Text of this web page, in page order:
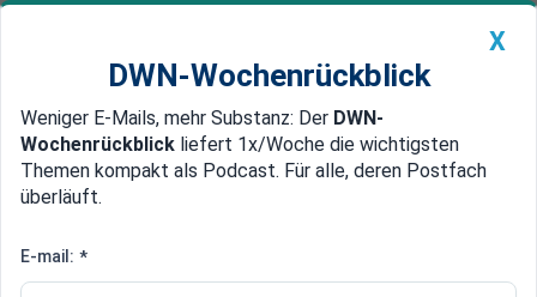
Newsticker MEIN DWN: Geldanlage Premium
Edelmetalle DWN-Magazin China
Baustart verzögert sich:
X
DWN-Wochenrückblick
Weniger E-Mails, mehr Substanz: Der DWN-
Wochenrückblick liefert 1x/Woche die wichtigsten
Themen kompakt als Podcast. Für alle, deren Postfach
überläuft.
E-mail: *